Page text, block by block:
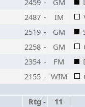
2459 - GM
2487 - IM
2519 - GM
2258 - GM
2354 - FM
2155 - WIM
Rtg -
11